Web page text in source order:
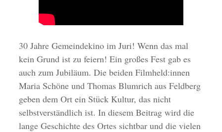
30 Jahre Gemeindekino im Juri! Wenn das mal
kein Grund ist zu feiern! Ein großes Fest gab es
auch zum Jubiläum. Die beiden Filmheld:innen
Maria Schöne und Thomas Blumrich aus Feldberg
geben dem Ort ein Stück Kultur, das nicht
selbstverständlich ist. In diesem Beitrag wird die
lange Geschichte des Ortes sichtbar und die vielen